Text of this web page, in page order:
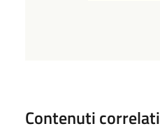
Contenuti correlati